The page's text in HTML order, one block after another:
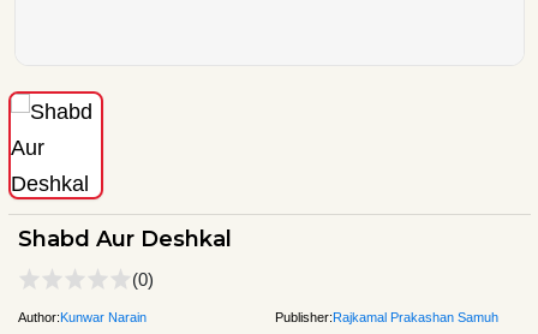
Shabd Aur Deshkal
(0)
Author:Kunwar Narain Publisher:Rajkamal Prakashan Samuh